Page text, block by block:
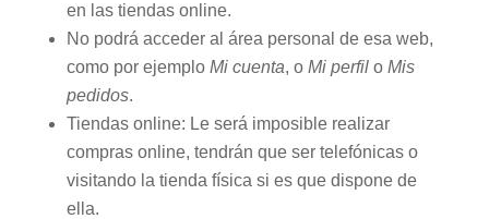
en las tiendas online.
No podrá acceder al área personal de esa web,
como por ejemplo Mi cuenta, o Mi perfilo Mis
pedidos.
Tiendas online: Le será imposible realizar
compras online, tendrán que ser telefónicas o
visitando la tienda física si es que dispone de
ella.